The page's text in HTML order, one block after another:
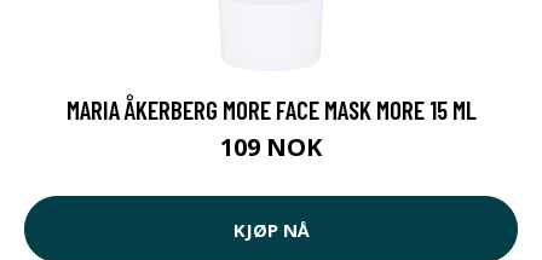
MARIA ÅKERBERG MORE FACE MASK MORE 15 ML
109 NOK
KJØP NÅ